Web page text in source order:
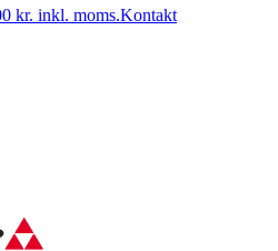
kr. inkl. moms.Kontakt